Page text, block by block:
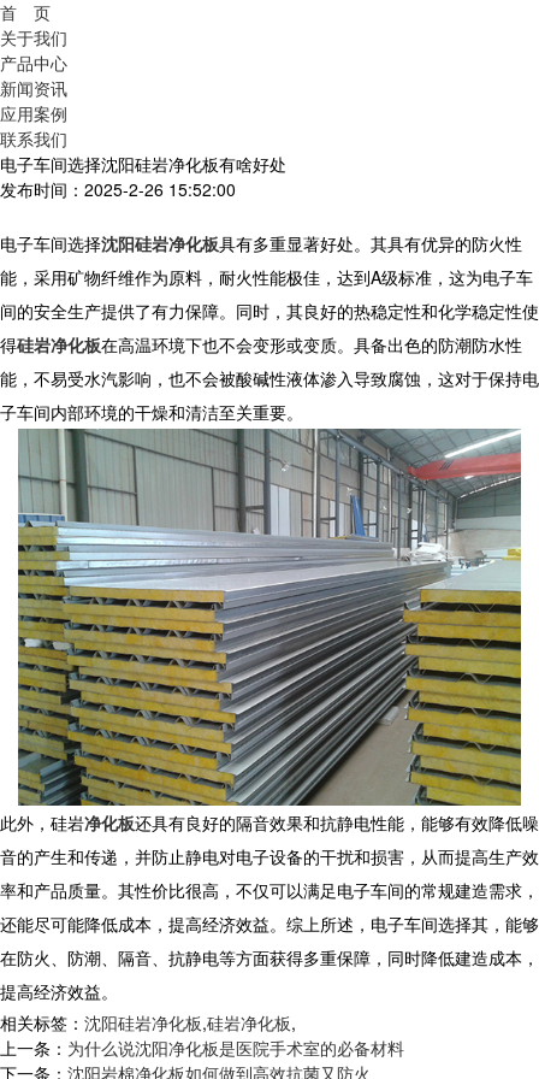
首 页
关于我们
产品中心
新闻资讯
应用案例
联系我们
电子车间选择沈阳硅岩净化板有啥好处
发布时间：2025-2-26 15:52:00
电子车间选择沈阳硅岩净化板具有多重显著好处。其具有优异的防火性
能，采用矿物纤维作为原料，耐火性能极佳，达到A级标准，这为电子车
间的安全生产提供了有力保障。同时，其良好的热稳定性和化学稳定性使
得硅岩净化板在高温环境下也不会变形或变质。具备出色的防潮防水性
能，不易受水汽影响，也不会被酸碱性液体渗入导致腐蚀，这对于保持电
子车间内部环境的干燥和清洁至关重要。
此外， 硅岩净化板还具有良好的隔音效果和抗静电性能，能够有效降低噪
音的产生和传递，并防止静电对电子设备的干扰和损害，从而提高生产效
率和产品质量。其性价比很高，不仅可以满足电子车间的常规建造需求，
还能尽可能降低成本，提高经济效益。综上所述，电子车间选择其，能够
在防火、防潮、隔音、抗静电等方面获得多重保障，同时降低建造成本，
提高经济效益。
相关标签： 沈阳硅岩净化板,硅岩净化板,
上一条： 为什么说沈阳净化板是医院手术室的必备材料
下一条： 沈阳岩棉净化板如何做到高效抗菌又防火